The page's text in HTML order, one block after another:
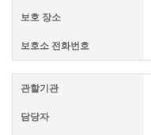
보호 장소
보호소 전화번호
관할기관
담당자